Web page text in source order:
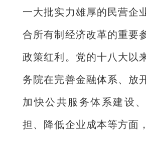
一大批实力雄厚的民营企
合所有制经济改革的重要
政策红利。党的十八大以
务院在完善金融体系、放
加快公共服务体系建设
担、降低企业成本等方面